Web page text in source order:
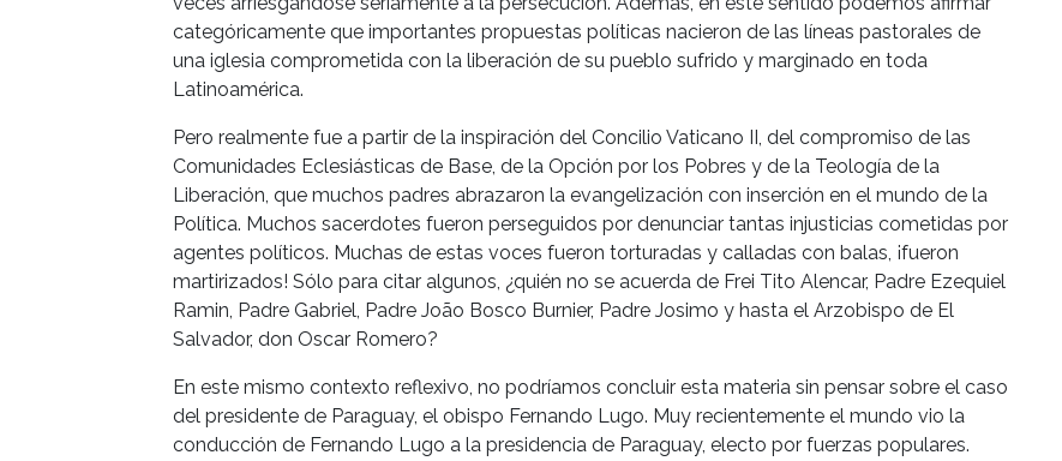
categóricamente que importantes propuestas políticas nacieron de las líneas pastorales de
una iglesia comprometida con la liberación de su pueblo sufrido y marginado en toda
Latinoamérica.
Pero realmente fue a partir de la inspiración del Concilio Vaticano II, del compromiso de las
Comunidades Eclesiásticas de Base, de la Opción por los Pobres y de la Teología de la
Liberación, que muchos padres abrazaron la evangelización con inserción en el mundo de la
Política. Muchos sacerdotes fueron perseguidos por denunciar tantas injusticias cometidas por
agentes políticos. Muchas de estas voces fueron torturadas y calladas con balas, ¡fueron
martirizados! Sólo para citar algunos, ¿quién no se acuerda de Frei Tito Alencar, Padre Ezequiel
Ramin, Padre Gabriel, Padre João Bosco Burnier, Padre Josimo y hasta el Arzobispo de El
Salvador, don Oscar Romero?
En este mismo contexto reflexivo, no podríamos concluir esta materia sin pensar sobre el caso
del presidente de Paraguay, el obispo Fernando Lugo. Muy recientemente el mundo vio la
conducción de Fernando Lugo a la presidencia de Paraguay, electo por fuerzas populares.